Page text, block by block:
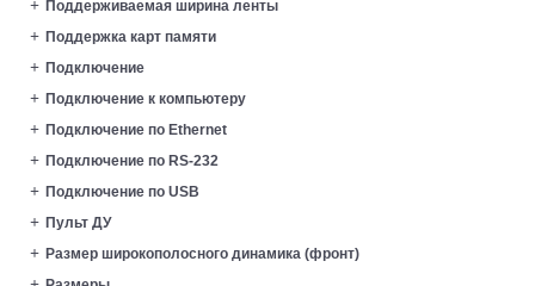
Поддерживаемая ширина ленты
Поддержка карт памяти
Подключение
Подключение к компьютеру
Подключение по Ethernet
Подключение по RS-232
Подключение по USB
Пульт ДУ
Размер широкополосного динамика (фронт)